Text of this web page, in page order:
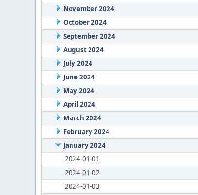
November 2024
October 2024
September 2024
August 2024
July 2024
June 2024
May 2024
April 2024
March 2024
February 2024
January 2024
2024-01-01
2024-01-02
2024-01-03